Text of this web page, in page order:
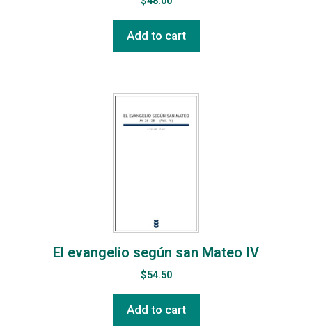
Add to cart
El evangelio según san Mateo IV
$54.50
Add to cart